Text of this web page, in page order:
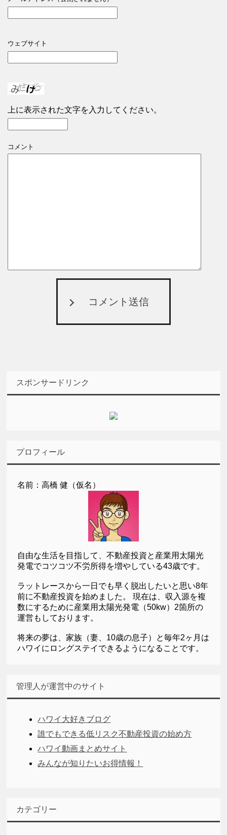
ウェブサイト
上に表示された文字を入力してください。
コメント
コメント送信
スポンサードリンク
プロフィール
名前：高橋 健（仮名）
自由な生活を目指して、不動産投資と産業用太陽光
発電でコツコツ不労所得を増やしている43歳です。
ラットレースから一日でも早く脱出したいと思い8年
前に不動産投資を始めました。 現在は、収入源を複
数にするために産業用太陽光発電（50kw）2箇所の
運営もしております。
将来の夢は、家族（妻、10歳の息子）と毎年2ヶ月は
ハワイにロングステイできるようになることです。
管理人が運営中のサイト
ハワイ大好きブログ
誰でもできる低リスク不動産投資の始め方
ハワイ動画まとめサイト
みんなが知りたいお得情報！
カテゴリー